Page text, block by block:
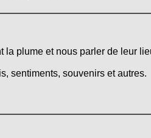
la plume et nous parler de leur
sentiments, souvenirs et autres.